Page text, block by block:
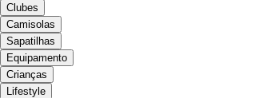
Clubes
Camisolas
Sapatilhas
Equipamento
Crianças
Lifestyle